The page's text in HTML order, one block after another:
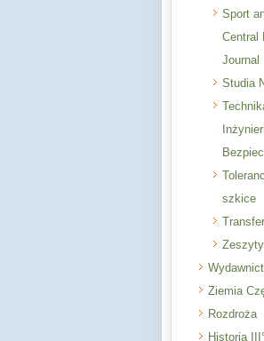
Sport
Central
Journal
Studia
szkice
Transfer
Ziemia
Rozdroża
Historia